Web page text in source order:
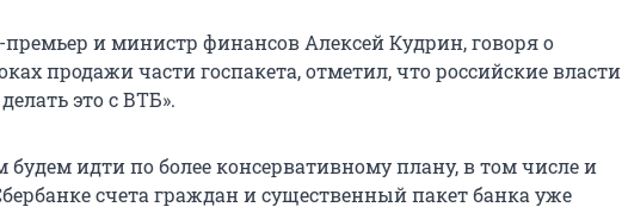
и министр финансов Алексей Кудрин, говоря о
продажи части госпакета, отметил, что российские власти
это с ВТБ».
будем идти по более консервативному плану, в том числе и
счета граждан и существенный пакет банка уже